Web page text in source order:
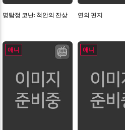
명탐정 코난: 척안의 잔상 연의 편지
애니 애니